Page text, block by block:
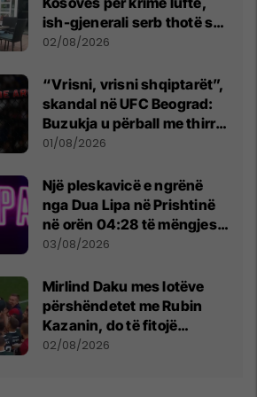
ish-gjenerali serb thotë se
dikush e tradhtoi në
02/08/2026
“Vrisni, vrisni shqiptarët”,
skandal në UFC Beograd:
Buzukja u përball me thirrje
anti-shqiptare nga
01/08/2026
Një pleskavicë e ngrënë
nga Dua Lipa në Prishtinë
në orën 04:28 të mëngjesit
- dhe bota digjitale serbe
03/08/2026
Mirlind Daku mes lotëve
përshëndetet me Rubin
Kazanin, do të fitojë
miliona te Spartak Moska
02/08/2026